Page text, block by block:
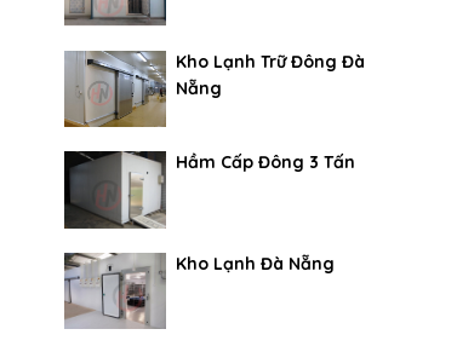
Kho Lạnh Trữ Đông Đà
Nẵng
Hầm Cấp Đông 3 Tấn
Kho Lạnh Đà Nẵng